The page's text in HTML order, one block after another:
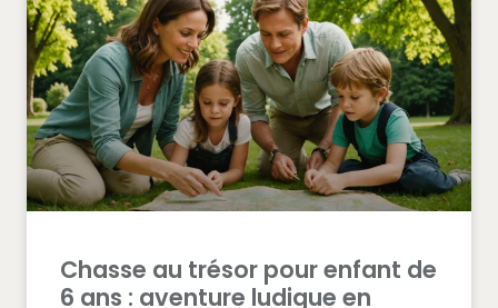
stylish
perhaps
the
watch.
Chasse au trésor pour enfant de
6 ans : aventure ludique en